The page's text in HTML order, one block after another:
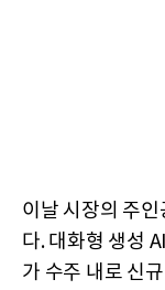
이날 시장의 주
다. 대화형 생성
가 수주 내로 신